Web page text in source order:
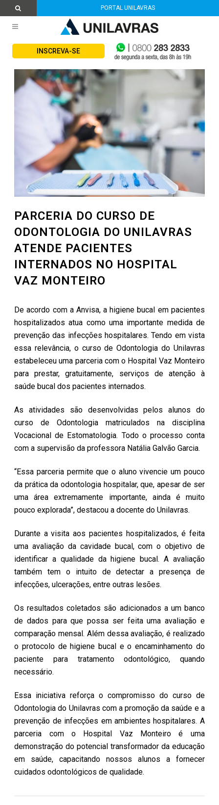
PORTAL UNILAVRAS
INSCREVA-SE
PARCERIA DO CURSO DE
ODONTOLOGIA DO UNILAVRAS
ATENDE PACIENTES
INTERNADOS NO HOSPITAL
VAZ MONTEIRO
De acordo com a Anvisa, a higiene bucal em pacientes
hospitalizados atua como uma importante medida de
prevenção das infecções hospitalares. Tendo em vista
essa relevância, o curso de Odontologia do Unilavras
estabeleceu uma parceria com o Hospital Vaz Monteiro
para prestar, gratuitamente, serviços de atenção à
saúde bucal dos pacientes internados.
As atividades são desenvolvidas pelos alunos do
curso de Odontologia matriculados na disciplina
Vocacional de Estomatologia. Todo o processo conta
com a supervisão da professora Natália Galvão Garcia.
“Essa parceria permite que o aluno vivencie um pouco
da prática da odontologia hospitalar, que, apesar de ser
uma área extremamente importante, ainda é muito
pouco explorada”, destacou a docente do Unilavras.
Durante a visita aos pacientes hospitalizados, é feita
uma avaliação da cavidade bucal, com o objetivo de
identificar a qualidade da higiene bucal. A avaliação
também tem o intuito de detectar a presença de
infecções, ulcerações, entre outras lesões.
Os resultados coletados são adicionados a um banco
de dados para que possa ser feita uma avaliação e
comparação mensal. Além dessa avaliação, é realizado
o protocolo de higiene bucal e o encaminhamento do
paciente para tratamento odontológico, quando
necessário.
Essa iniciativa reforça o compromisso do curso de
Odontologia do Unilavras com a promoção da saúde e a
prevenção de infecções em ambientes hospitalares. A
parceria com o Hospital Vaz Monteiro é uma
demonstração do potencial transformador da educação
em saúde, capacitando nossos alunos a fornecer
cuidados odontológicos de qualidade.